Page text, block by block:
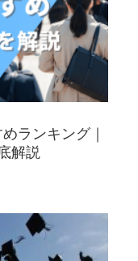
ランキング｜
解説